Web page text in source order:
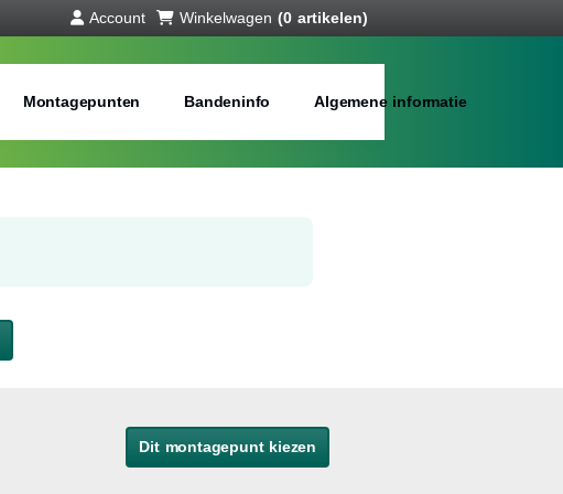
Account Winkelwagen (0 artikelen)
Montagepunten Bandeninfo Algemene informatie
Dit montagepunt kiezen